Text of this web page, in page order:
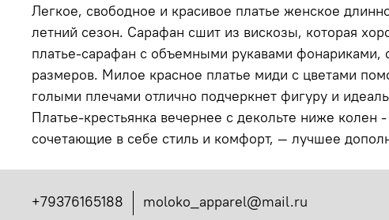
Легкое, свободное и красивое платье женское
летний сезон. Сарафан сшит из вискозы, которая
платье-сарафан с объемными рукавами
размеров. Милое красное платье миди с цветами
голыми плечами отлично подчеркнет фигуру и
Платье-крестьянка вечернее с декольте ниже
сочетающие в себе стиль и комфорт, — лучшее
+79376165188
moloko_apparel@mail.ru